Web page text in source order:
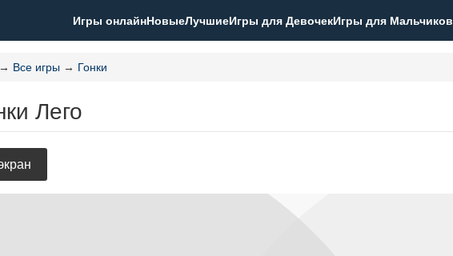
Игры онлайнНовыеЛучшиеИгры для ДевочекИгры для Мальчиков
→ Все игры → Гонки
Лего